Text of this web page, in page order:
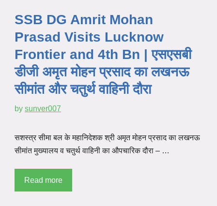
SSB DG Amrit Mohan
Prasad Visits Lucknow
Frontier and 4th Bn | एसएसबी
डीजी अमृत मोहन प्रसाद का लखनऊ
सीमांत और चतुर्थ वाहिनी दौरा
by sunver007
सशस्त्र सीमा बल के महानिदेशक श्री अमृत मोहन प्रसाद का लखनऊ
सीमांत मुख्यालय व चतुर्थ वाहिनी का औपचारिक दौरा – …
Read more